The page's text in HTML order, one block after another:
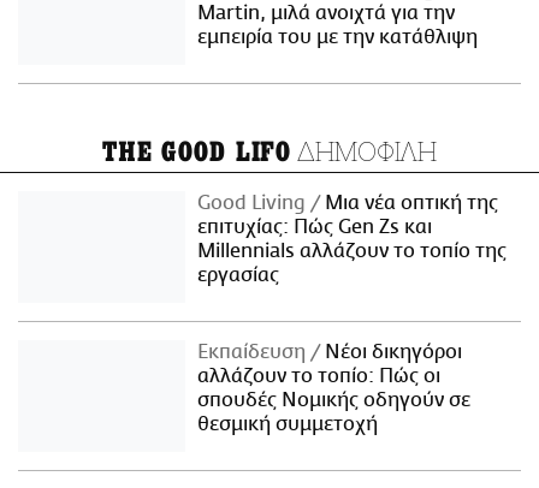
Martin, μιλά ανοιχτά για την
εμπειρία του με την κατάθλιψη
THE GOOD LIFO ΔΗΜΟΦΙΛΗ
Good Living
Μια νέα οπτική της
επιτυχίας: Πώς Gen Zs και
Millennials αλλάζουν το τοπίο της
εργασίας
Εκπαίδευση
Νέοι δικηγόροι
αλλάζουν το τοπίο: Πώς οι
σπουδές Νομικής οδηγούν σε
θεσμική συμμετοχή